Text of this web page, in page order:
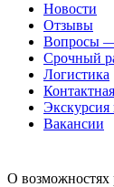
Новости
Отзывы
Вопросы
Срочный
Логистика
Вакансии
О возможностях